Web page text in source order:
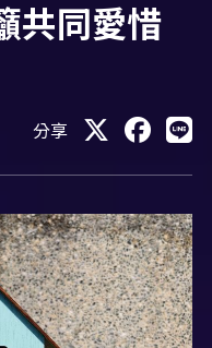
共同愛惜
分享